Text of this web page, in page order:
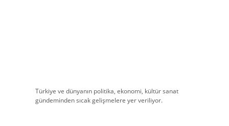
Türkiye ve dünyanın politika, ekonomi, kültür sanat
gündeminden sıcak gelişmelere yer veriliyor.